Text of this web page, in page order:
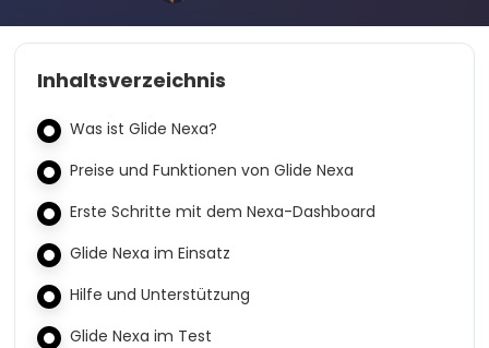
Inhaltsverzeichnis
Was ist Glide Nexa?
Preise und Funktionen von Glide Nexa
Erste Schritte mit dem Nexa-Dashboard
Glide Nexa im Einsatz
Hilfe und Unterstützung
Glide Nexa im Test